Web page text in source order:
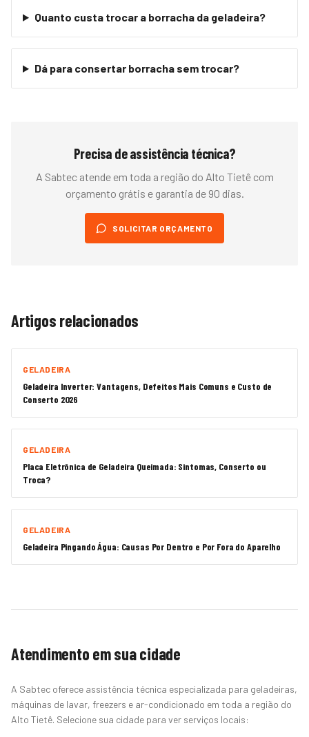
Quanto custa trocar a borracha da geladeira?
Dá para consertar borracha sem trocar?
Precisa de assistência técnica?
A Sabtec atende em toda a região do Alto Tietêcom
orçamento grátis e garantia de 90 dias.
SOLICITAR ORÇAMENTO
Artigos relacionados
GELADEIRA
Geladeira Inverter: Vantagens, Defeitos Mais Comuns e Custo de
Conserto 2026
GELADEIRA
Placa Eletrônica de Geladeira Queimada: Sintomas, Conserto ou
Troca?
GELADEIRA
Geladeira Pingando Água: Causas Por Dentro e Por Fora do Aparelho
Atendimento em sua cidade
A Sabtec oferece assistência técnica especializada para geladeiras,
máquinas de lavar, freezers e ar-condicionado em toda a região do
Alto Tietê. Selecione sua cidade para ver serviços locais: